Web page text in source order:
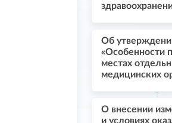
Об
«Особенности
местах
медицинских
О внесении
и условиях